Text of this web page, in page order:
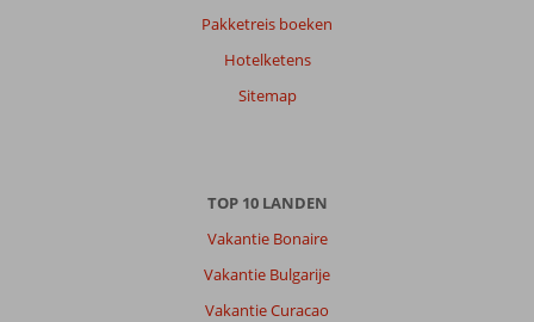
Pakketreis boeken
Hotelketens
Sitemap
TOP 10 LANDEN
Vakantie Bonaire
Vakantie Bulgarije
Vakantie Curacao